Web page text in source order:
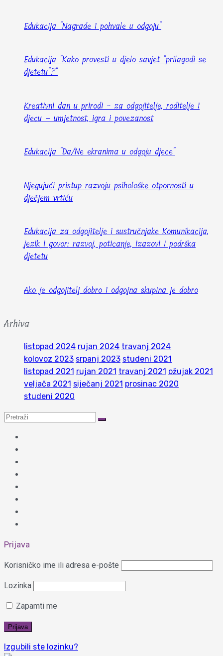
Edukacija "Nagrade i pohvale u odgoju"
Edukacija "Kako provesti u djelo savjet "prilagodi se
djetetu"?"
Kreativni dan u prirodi - za odgojitelje, roditelje i
djecu – umjetnost, igra i povezanost
Edukacija "Da/Ne ekranima u odgoju djece"
Njegujući pristup razvoju psihološke otpornosti u
dječjem vrtiću
Edukacija za odgojitelje i sustručnjake Komunikacija,
jezik i govor: razvoj, poticanje, izazovi i podrška
djetetu
Ako je odgojitelj dobro i odgojna skupina je dobro
Arhiva
listopad 2024 rujan 2024 travanj 2024
kolovoz 2023 srpanj 2023 studeni 2021
listopad 2021 rujan 2021 travanj 2021 ožujak 2021
veljača 2021 siječanj 2021 prosinac 2020
studeni 2020
Prijava
Korisničko ime ili adresa e-pošte
Lozinka
Zapamti me
Izgubili ste lozinku?